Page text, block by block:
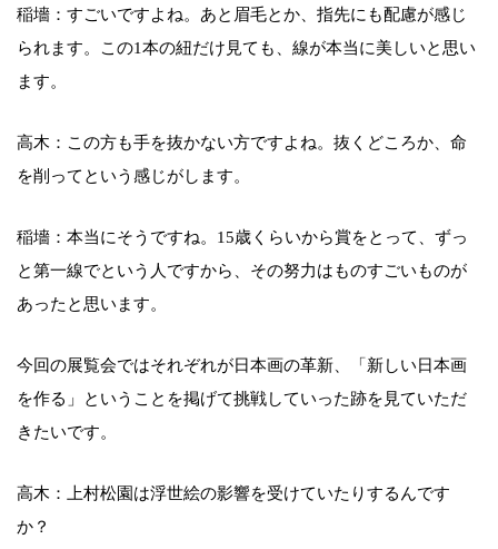
稲墻：すごいですよね。あと眉毛とか、指先にも配慮が感じ
られます。この1本の紐だけ見ても、線が本当に美しいと思い
ます。
高木：この方も手を抜かない方ですよね。抜くどころか、命
を削ってという感じがします。
稲墻：本当にそうですね。15歳くらいから賞をとって、ずっ
と第一線でという人ですから、その努力はものすごいものが
あったと思います。
今回の展覧会ではそれぞれが日本画の革新、「新しい日本画
を作る」ということを掲げて挑戦していった跡を見ていただ
きたいです。
高木：上村松園は浮世絵の影響を受けていたりするんです
か？